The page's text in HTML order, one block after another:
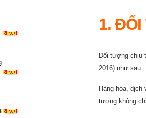
1. ĐỐI
Đối tượng chịu
2016) như sau:
Hàng hóa,
tượng không